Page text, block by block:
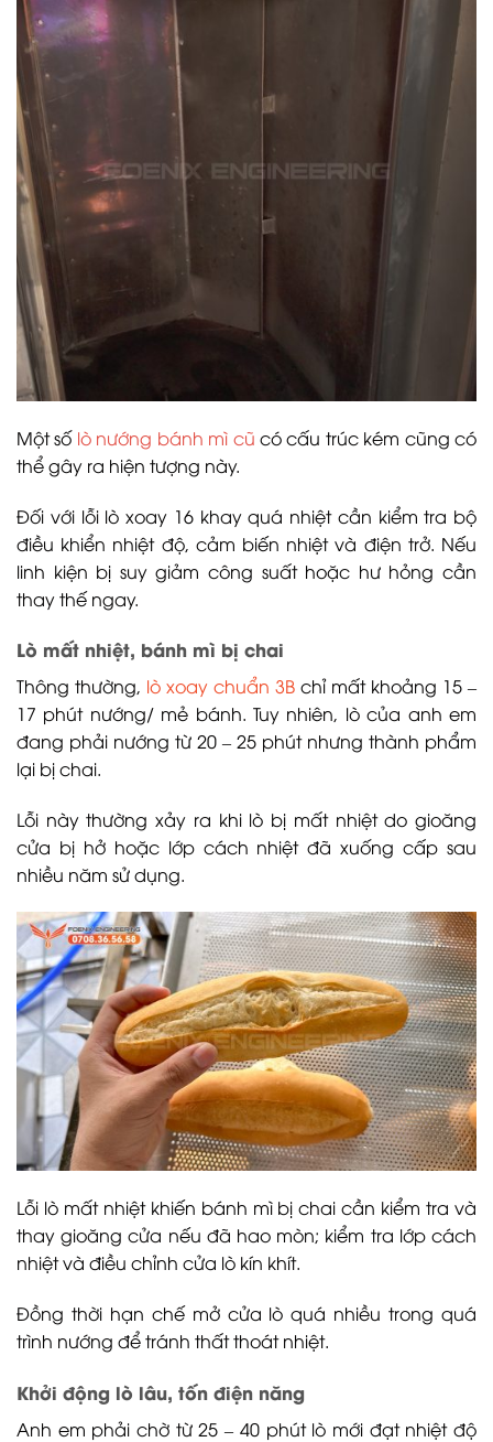
Một số lò nướng bánh mì cũ có cấu trúc kém cũng có
thể gây ra hiện tượng này.
Đối với lỗi lò xoay 16 khay quá nhiệt cần kiểm tra bộ
điều khiển nhiệt độ, cảm biến nhiệt và điện trở. Nếu
linh kiện bị suy giảm công suất hoặc hư hỏng cần
thay thế ngay.
Lò mất nhiệt, bánh mì bị chai
Thông thường, lò xoay chuẩn 3B chỉ mất khoảng 15 –
17 phút nướng/ mẻ bánh. Tuy nhiên, lò của anh em
đang phải nướng từ 20 – 25 phút nhưng thành phẩm
lại bị chai.
Lỗi này thường xảy ra khi lò bị mất nhiệt do gioăng
cửa bị hở hoặc lớp cách nhiệt đã xuống cấp sau
nhiều năm sử dụng.
Lỗi lò mất nhiệt khiến bánh mì bị chai cần kiểm tra và
thay gioăng cửa nếu đã hao mòn; kiểm tra lớp cách
nhiệt và điều chỉnh cửa lò kín khít.
Đồng thời hạn chế mở cửa lò quá nhiều trong quá
trình nướng để tránh thất thoát nhiệt.
Khởi động lò lâu, tốn điện năng
Anh em phải chờ từ 25 – 40 phút lò mới đạt nhiệt độ